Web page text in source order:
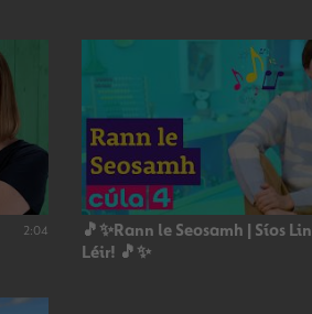
2:04
🎵✨Rann le Seosamh | Síos
Léir! 🎵✨